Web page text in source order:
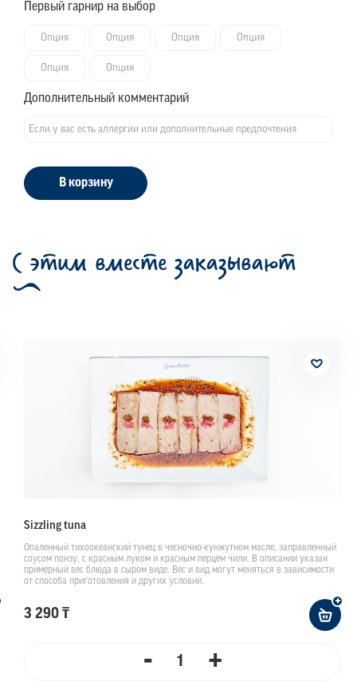
Первый гарнир на выбор
Опция Опция Опция Опция
Опция Опция
Дополнительный комментарий
В корзину
С этим вместе заказывают
Sizzling tuna
Опаленный тихоокеанский тунец в чесночно-кунжутном масле, заправленный
соусом понзу, с красным луком и красным перцем чили. В описании указан
примерный вес блюда в сыром виде. Вес и вид могут меняться в зависимости
от способа приготовления и других условий.
3 290 ₸
- +